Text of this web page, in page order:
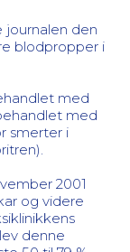
journalen den
blodpropper i
med
med
smerter i
2001
og videre
denne